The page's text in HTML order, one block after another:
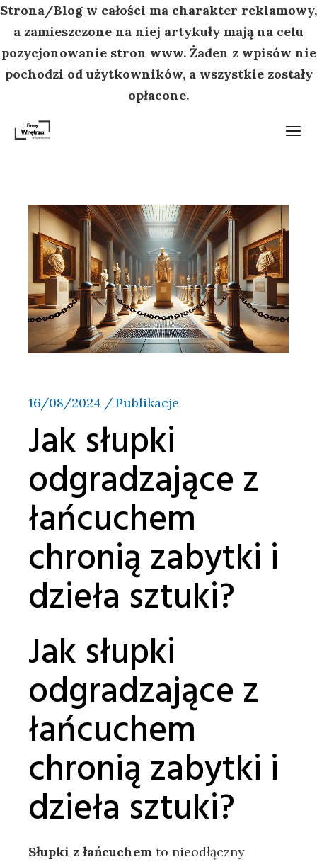
Strona/Blog w całości ma charakter reklamowy,
a zamieszczone na niej artykuły mają na celu
pozycjonowanie stron www. Żaden z wpisów nie
pochodzi od użytkowników, a wszystkie zostały
opłacone.
do
treści
16/08/2024 Publikacje
Jak słupki
odgradzające z
łańcuchem
chronią zabytki i
dzieła sztuki?
Jak słupki
odgradzające z
łańcuchem
chronią zabytki i
dzieła sztuki?
Słupki z łańcuchem to nieodłączny